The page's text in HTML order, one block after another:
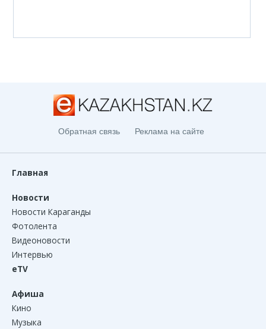
Обратная связь Реклама на сайте
Главная
Новости
Новости Караганды
Фотолента
Видеоновости
Интервью
eTV
Афиша
Кино
Музыка